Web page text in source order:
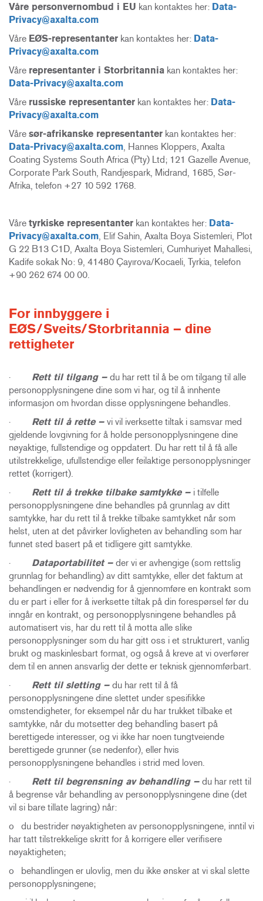
Våre personvernombud i EU kan kontaktes her: Data-
Privacy@axalta.com
Våre EØS-representanter kan kontaktes her: Data-
Privacy@axalta.com
Våre representanter i Storbritannia kan kontaktes her:
Data-Privacy@axalta.com
Våre russiske representanter kan kontaktes her: Data-
Privacy@axalta.com
Våre sør-afrikanske representanter kan kontaktes her:
Data-Privacy@axalta.com , Hannes Kloppers, Axalta
Coating Systems South Africa (Pty) Ltd; 121 Gazelle Avenue,
Corporate Park South, Randjespark, Midrand, 1685, Sør-
Afrika, telefon +27 10 592 1768.
Våre tyrkiske representanter kan kontaktes her: Data-
Privacy@axalta.com , Elif Sahin, Axalta Boya Sistemleri, Plot
G 22 B13 C1D, Axalta Boya Sistemleri, Cumhuriyet Mahallesi,
Kadife sokak No: 9, 41480 Çayırova/Kocaeli, Tyrkia, telefon
+90 262 674 00 00.
For innbyggere i
EØS/Sveits/Storbritannia – dine
rettigheter
· Rett til tilgang – du har rett til å be om tilgang til alle
personopplysningene dine som vi har, og til å innhente
informasjon om hvordan disse opplysningene behandles.
· Rett til å rette – vi vil iverksette tiltak i samsvar med
gjeldende lovgivning for å holde personopplysningene dine
nøyaktige, fullstendige og oppdatert. Du har rett til å få alle
utilstrekkelige, ufullstendige eller feilaktige personopplysninger
rettet (korrigert).
· Rett til å trekke tilbake samtykke – i tilfelle
personopplysningene dine behandles på grunnlag av ditt
samtykke, har du rett til å trekke tilbake samtykket når som
helst, uten at det påvirker lovligheten av behandling som har
funnet sted basert på et tidligere gitt samtykke.
· Dataportabilitet – der vi er avhengige (som rettslig
grunnlag for behandling) av ditt samtykke, eller det faktum at
behandlingen er nødvendig for å gjennomføre en kontrakt som
du er part i eller for å iverksette tiltak på din forespørsel før du
inngår en kontrakt, og personopplysningene behandles på
automatisert vis, har du rett til å motta alle slike
personopplysninger som du har gitt oss i et strukturert, vanlig
brukt og maskinlesbart format, og også å kreve at vi overfører
dem til en annen ansvarlig der dette er teknisk gjennomførbart.
· Rett til sletting – du har rett til å få
personopplysningene dine slettet under spesifikke
omstendigheter, for eksempel når du har trukket tilbake et
samtykke, når du motsetter deg behandling basert på
berettigede interesser, og vi ikke har noen tungtveiende
berettigede grunner (se nedenfor), eller hvis
personopplysningene behandles i strid med loven.
· Rett til begrensning av behandling – du har rett til
å begrense vår behandling av personopplysningene dine (det
vil si bare tillate lagring) når:
o du bestrider nøyaktigheten av personopplysningene, inntil vi
har tatt tilstrekkelige skritt for å korrigere eller verifisere
nøyaktigheten;
o behandlingen er ulovlig, men du ikke ønsker at vi skal slette
personopplysningene;